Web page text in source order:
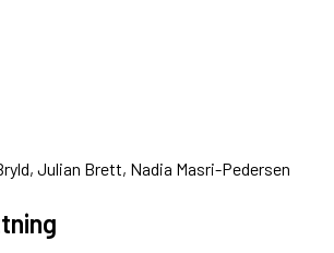
Julian Brett, Nadia Masri-Pedersen